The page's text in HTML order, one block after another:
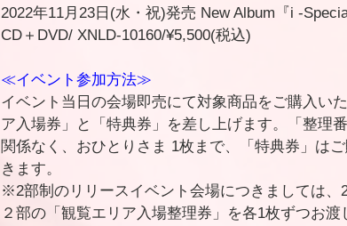
2022年11月23日(水・祝)発売 New Album『i -
CD＋DVD/ XNLD-10160/¥5,500(税込)
≪イベント参加方法≫
イベント当日の会場即売にて対象商品をご購入い
ア入場券」と「特典券」を差し上げます。「整理
関係なく、おひとりさま 1枚まで、「特典券」は
きます。
※2部制のリリースイベント会場につきましては、
２部の「観覧エリア入場整理券」を各1枚ずつお渡